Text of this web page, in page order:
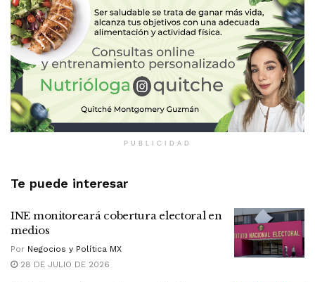
PUBLICIDAD
Te puede interesar
INE monitoreará cobertura electoral en
medios
Por Negocios y Política MX
28 DE JULIO DE 2026